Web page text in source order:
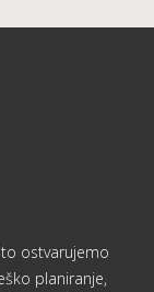
ostvarujemo
planiranje,